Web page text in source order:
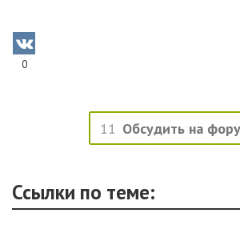
0
11 Обсудить на
Ссылки по теме: